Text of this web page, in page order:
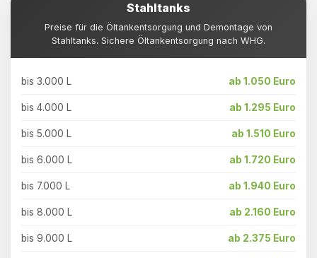
Stahltanks
Preise für die Öltankentsorgung und Demontage von
Stahltanks. Sichere Öltankentsorgung nach WHG.
bis 3.000 L ab 1.050 Euro
bis 4.000 L ab 1.295 Euro
bis 5.000 L ab 1.510 Euro
bis 6.000 L ab 1.720 Euro
bis 7.000 L ab 1.940 Euro
bis 8.000 L ab 2.160 Euro
bis 9.000 L ab 2.375 Euro